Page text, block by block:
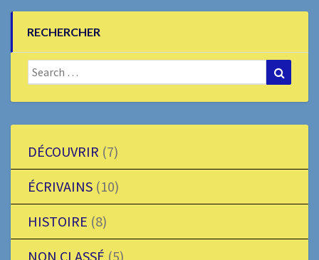
RECHERCHER
Search
for:
DÉCOUVRIR (7)
ÉCRIVAINS (10)
HISTOIRE (8)
NON CLASSÉ (5)